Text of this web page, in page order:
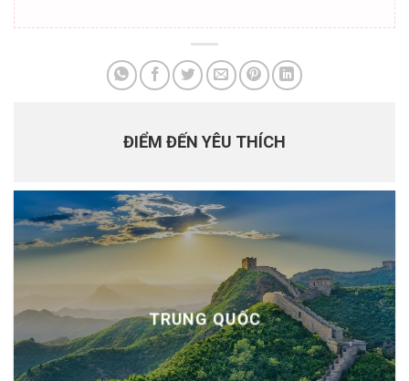
ĐIỂM ĐẾN YÊU THÍCH
TRUNG QUỐC